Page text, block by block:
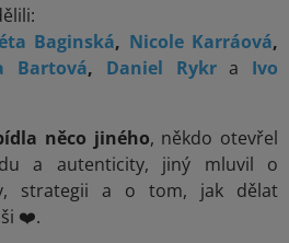
Baginská, Nicole Karráová,
Bartová, Daniel Rykra Ivo
něco jiného, někdo otevřel
a autenticity, jiný mluvil o
strategii a o tom, jak dělat
❤️.